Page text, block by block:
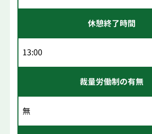
休憩終了時間
13:00
裁量労働制の有無
無